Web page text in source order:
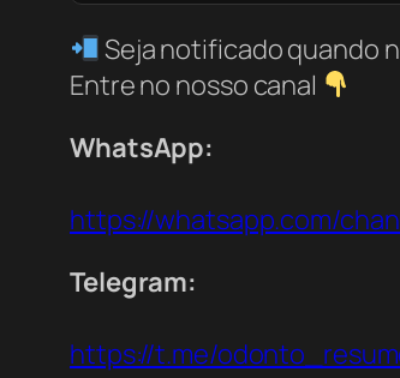
Seja notificado quando
Entre no nosso canal
WhatsApp:
https://whatsapp.com/
Telegram:
https://t.me/